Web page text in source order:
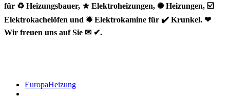
für ♻ Heizungsbauer, ★ Elektroheizungen, ✺ Heizungen, ☑️
Elektrokachelöfen und ✹ Elektrokamine für ✔️ Krunkel. ❤
Wir freuen uns auf Sie ✉ ✔.
EuropaHeizung